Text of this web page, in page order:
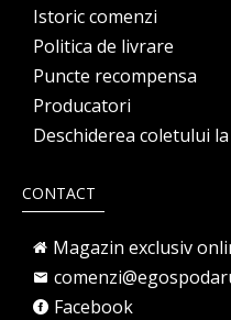
Istoric comenzi
Politica de livrare
Puncte recompensa
Producatori
Deschiderea coletului
CONTACT
Magazin exclusiv
Facebook